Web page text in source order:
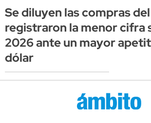
Se diluyen las compras
registraron la menor cifra
2026 ante un mayor
dólar